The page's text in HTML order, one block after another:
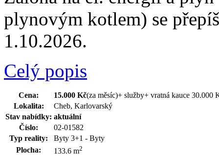
plynovým kotlem) se
1.10.2026.
Celý popis
Cena: 15.000 Kč(za měsíc)+ služby+ vratná kauce 30.000
Lokalita:
Cheb, Karlovarský
Stav nabídky: aktuální
Číslo:
02-01582
Typ reality:
Byty 3+1 - Byty
Plocha:
133.6 m2